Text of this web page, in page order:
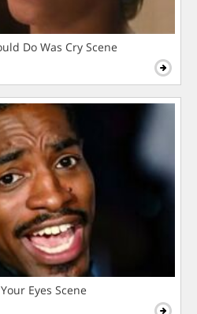
Do Was Cry Scene
Eyes Scene